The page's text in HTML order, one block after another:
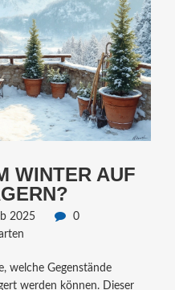
WINTER AUF
2025
0
welche Gegenstände
werden können. Dieser